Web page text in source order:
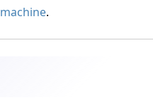
machine.